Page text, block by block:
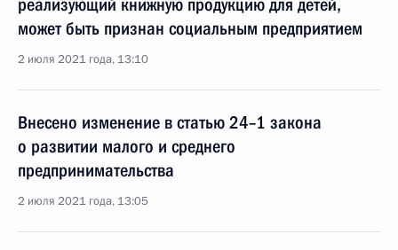
реализующий книжную продукцию для детей,
может быть признан социальным предприятием
2 июля 2021 года, 13:10
Внесено изменение в статью 24–1 закона
о развитии малого и среднего
предпринимательства
2 июля 2021 года, 13:05